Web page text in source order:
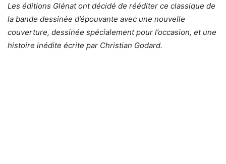
Les éditions Glénat ont décidé de rééditer ce classique de
la bande dessinée d’épouvante avec une nouvelle
couverture, dessinée spécialement pour l’occasion, et une
histoire inédite écrite par Christian Godard.